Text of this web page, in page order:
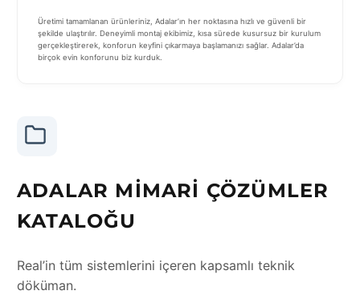
Üretimi tamamlanan ürünleriniz, Adalar’ın her noktasına hızlı ve güvenli bir
şekilde ulaştırılır. Deneyimli montaj ekibimiz, kısa sürede kusursuz bir kurulum
gerçekleştirerek, konforun keyfini çıkarmaya başlamanızı sağlar. Adalar’da
birçok evin konforunu biz kurduk.
ADALAR MIMARI ÇÖZÜMLER
KATALOĞU
Real’in tüm sistemlerini içeren kapsamlı teknik
döküman.